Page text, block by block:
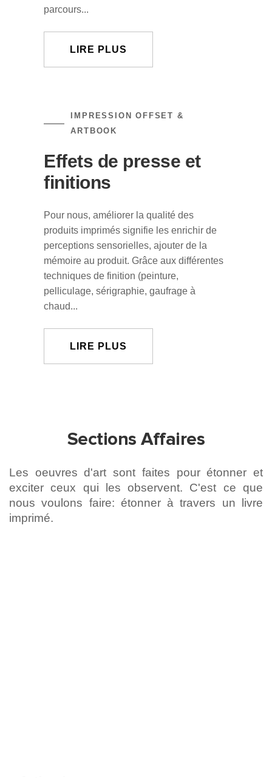
parcours...
LIRE PLUS
IMPRESSION OFFSET &
ARTBOOK
Effets de presse et
finitions
Pour nous, améliorer la qualité des
produits imprimés signifie les enrichir de
perceptions sensorielles, ajouter de la
mémoire au produit. Grâce aux différentes
techniques de finition (peinture,
pelliculage, sérigraphie, gaufrage à
chaud...
LIRE PLUS
Sections Affaires
Les oeuvres d'art sont faites pour étonner et
exciter ceux qui les observent. C'est ce que
nous voulons faire: étonner à travers un livre
imprimé.